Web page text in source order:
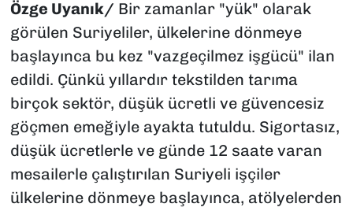
Özge Uyanık/ Bir zamanlar "yük" olarak
görülen Suriyeliler, ülkelerine dönmeye
başlayınca bu kez "vazgeçilmez işgücü" ilan
edildi. Çünkü yıllardır tekstilden tarıma
birçok sektör, düşük ücretli ve güvencesiz
göçmen emeğiyle ayakta tutuldu. Sigortasız,
düşük ücretlerle ve günde 12 saate varan
mesailerle çalıştırılan Suriyeli işçiler
ülkelerine dönmeye başlayınca, atölyelerden